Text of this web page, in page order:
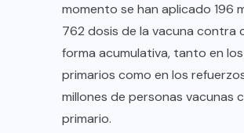
momento se han aplicado 196
762 dosis de la vacuna contra
forma acumulativa, tanto en
primarios como en los
millones de personas vacunas
primario.